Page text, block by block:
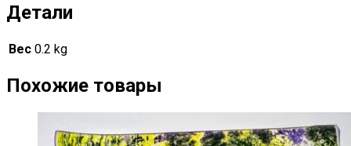
Детали
Вес 0.2 kg
Похожие товары